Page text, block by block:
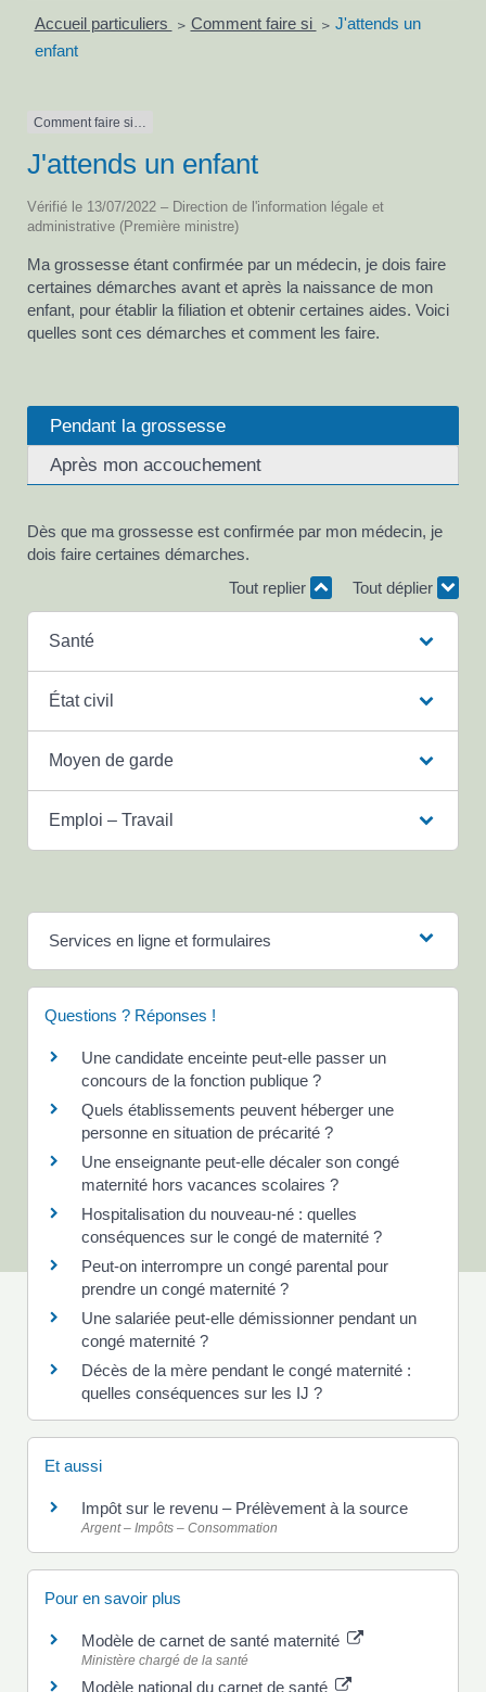
Accueil particuliers > Comment faire si > J'attends un
enfant
Comment faire si…
J'attends un enfant
Vérifié le 13/07/2022 – Direction de l'information légale et
administrative (Première ministre)
Ma grossesse étant confirmée par un médecin, je dois faire
certaines démarches avant et après la naissance de mon
enfant, pour établir la filiation et obtenir certaines aides. Voici
quelles sont ces démarches et comment les faire.
Pendant la grossesse
Après mon accouchement
Dès que ma grossesse est confirmée par mon médecin, je
dois faire certaines démarches.
Tout replier
Tout déplier
Santé
État civil
Moyen de garde
Emploi – Travail
Services en ligne et formulaires
Questions ? Réponses !
Une candidate enceinte peut-elle passer un
concours de la fonction publique ?
Quels établissements peuvent héberger une
personne en situation de précarité ?
Une enseignante peut-elle décaler son congé
maternité hors vacances scolaires ?
Hospitalisation du nouveau-né : quelles
conséquences sur le congé de maternité ?
Peut-on interrompre un congé parental pour
prendre un congé maternité ?
Une salariée peut-elle démissionner pendant un
congé maternité ?
Décès de la mère pendant le congé maternité :
quelles conséquences sur les IJ ?
Et aussi
Impôt sur le revenu – Prélèvement à la source
Argent – Impôts – Consommation
Pour en savoir plus
Modèle de carnet de santé maternité
Ministère chargé de la santé
Modèle national du carnet de santé